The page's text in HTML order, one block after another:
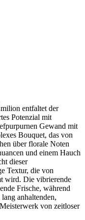
entfaltet der
Potenzial mit
Gewand mit
Bouquet, das von
über florale Noten
und einem Hauch
dieser
Textur, die von
wird. Die vibrierende
Frische, während
anhaltenden,
von zeitloser